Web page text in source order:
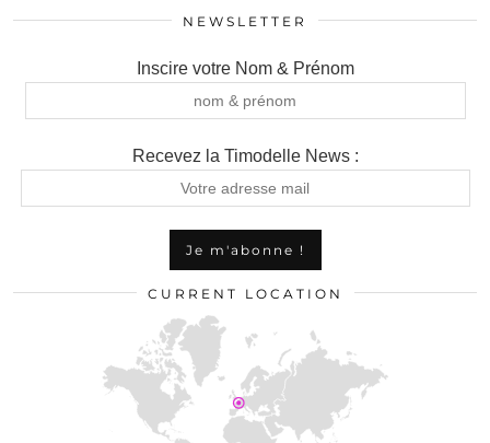
NEWSLETTER
Inscire votre Nom & Prénom
Recevez la Timodelle News :
CURRENT LOCATION